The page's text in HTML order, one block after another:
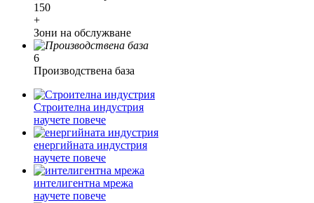
150
+
Зони на обслужване
6
Производствена база
Строителна индустрия
научете повече
енергийната индустрия
научете повече
интелигентна мрежа
научете повече